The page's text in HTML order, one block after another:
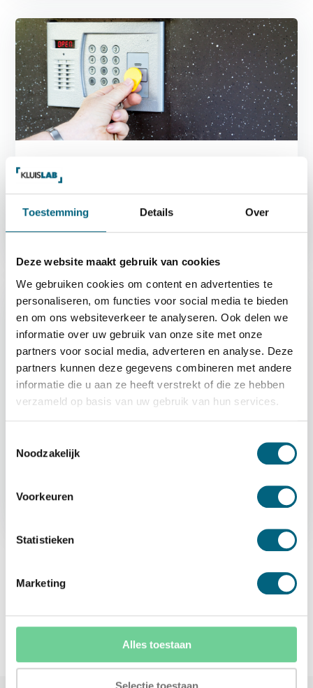
Toestemming Details Over
Deze website maakt gebruik van cookies
We gebruiken cookies om content en advertenties te
personaliseren, om functies voor social media te bieden
en om ons websiteverkeer te analyseren. Ook delen we
informatie over uw gebruik van onze site met onze
partners voor social media, adverteren en analyse. Deze
partners kunnen deze gegevens combineren met andere
informatie die u aan ze heeft verstrekt of die ze hebben
verzameld op basis van uw gebruik van hun services.
Noodzakelijk
Voorkeuren
Statistieken
Marketing
Alles toestaan
Selectie toestaan
Kluis batterij leeg. Hoe voorkom en los ik dit
op?
Elektronische kluis resetten: wat te doen om
Laad meer artikelen